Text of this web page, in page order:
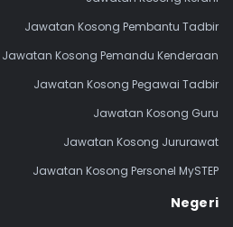
Jawatan Kosong Pembantu Tadbir
Jawatan Kosong Pemandu Kenderaan
Jawatan Kosong Pegawai Tadbir
Jawatan Kosong Guru
Jawatan Kosong Jururawat
Jawatan Kosong Personel MySTEP
Negeri